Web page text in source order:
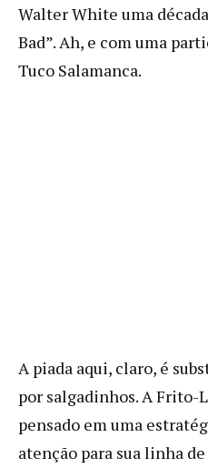
Walter White uma
Bad”. Ah, e com uma
Tuco Salamanca.
A piada aqui, claro, é
por salgadinhos. A Frito-
pensado em uma
atenção para sua linha